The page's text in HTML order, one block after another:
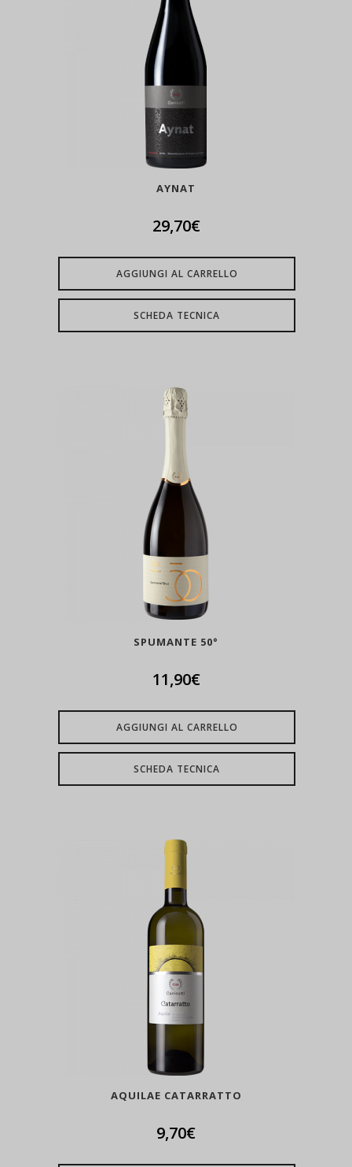
AYNAT
29,70€
AGGIUNGI AL CARRELLO
SCHEDA TECNICA
SPUMANTE 50°
11,90€
AGGIUNGI AL CARRELLO
SCHEDA TECNICA
AQUILAE CATARRATTO
9,70€